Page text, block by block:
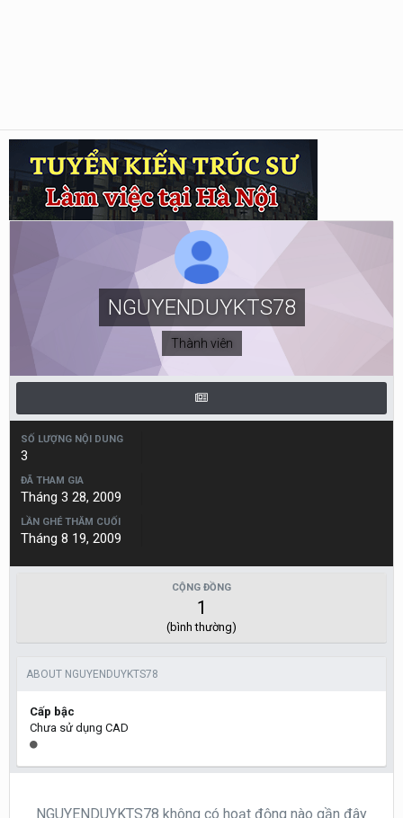
NGUYENDUYKTS78
Thành viên
SỐ LƯỢNG NỘI DUNG
3
ĐÃ THAM GIA
Tháng 3 28, 2009
LẦN GHÉ THĂM CUỐI
Tháng 8 19, 2009
CỘNG ĐỒNG
1
(bình thường)
ABOUT NGUYENDUYKTS78
Cấp bậc
Chưa sử dụng CAD
NGUYENDUYKTS78 không có hoạt động nào gần đây